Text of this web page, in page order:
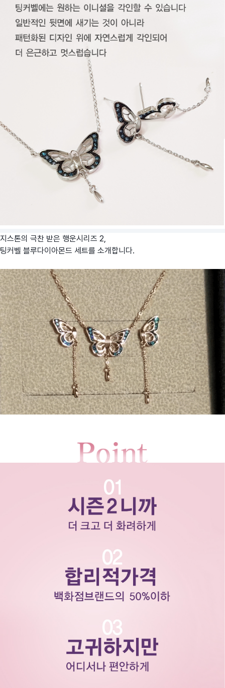
지스톤의 극찬 받은 행운시리즈 2,
팅커벨 블루다이아몬드 세트를 소개합니다.